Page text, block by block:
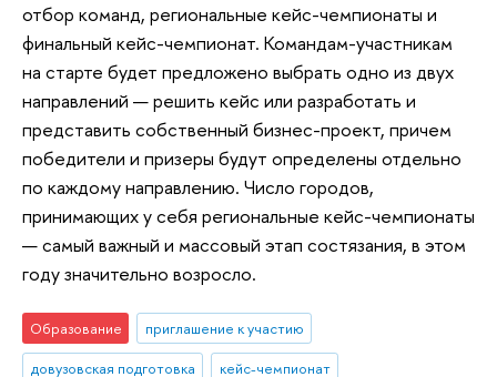
отбор команд, региональные кейс-чемпионаты и
финальный кейс-чемпионат. Командам-участникам
на старте будет предложено выбрать одно из двух
направлений — решить кейс или разработать и
представить собственный бизнес-проект, причем
победители и призеры будут определены отдельно
по каждому направлению. Число городов,
принимающих у себя региональные кейс-чемпионаты
— самый важный и массовый этап состязания, в этом
году значительно возросло.
Образование
приглашение к участию
довузовская подготовка
кейс-чемпионат